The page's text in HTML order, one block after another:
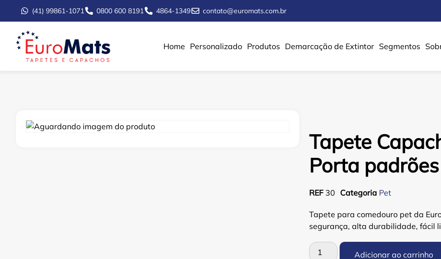
(41) 99861-1071 0800 600 8191 4864-1349 contato@euromats.com.br
Home Personalizado Produtos Demarcação de Extintor Segmentos
Tapete
Porta
REF 30 Categoria Pet
Tapete para comedouro pet da
segurança, alta durabilidade, fácil
Adicionar ao carrinho